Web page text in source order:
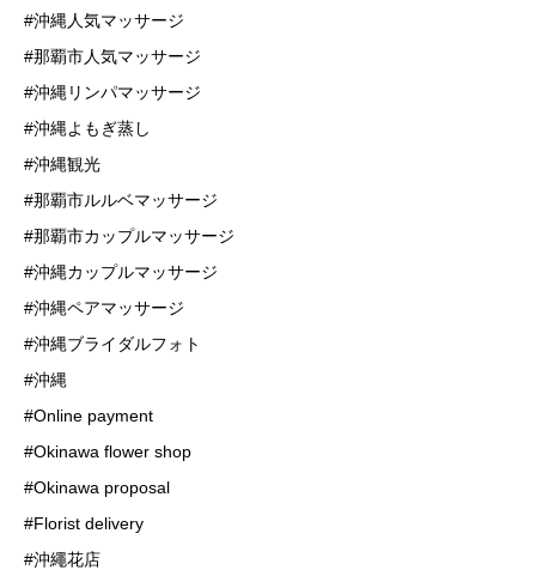
#沖縄人気マッサージ
#那覇市人気マッサージ
#沖縄リンパマッサージ
#沖縄よもぎ蒸し
#沖縄観光
#那覇市ルルベマッサージ
#那覇市カップルマッサージ
#沖縄カップルマッサージ
#沖縄ペアマッサージ
#沖縄ブライダルフォト
#沖縄
#Online payment
#Okinawa flower shop
#Okinawa proposal
#Florist delivery
#沖繩花店